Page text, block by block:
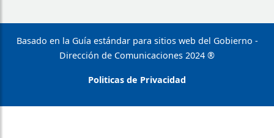
Basado en la Guía estándar para sitios web del Gobierno -
Dirección de Comunicaciones 2024 ®
Politicas de Privacidad